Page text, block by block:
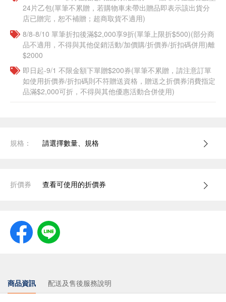
24片乙包(單筆不累贈，若購物車未帶出贈品即表示該出貨分
店已贈完，恕不補贈；超商取貨不適用)
8/8-8/10 單筆折扣後滿$2,000享9折(單筆上限折$500)(部分商
品不適用，不得與其他促銷活動/加價購/折價券/折扣碼併用)離
$2000
即日起-9/1 不限金額下單贈$200券(單筆不累贈，請注意訂單
如使用折價券/折扣碼則不符贈送資格，贈送之折價券消費指定
品滿$2,000可折，不得與其他優惠活動合併使用)
規格： 請選擇數量、規格
折價券 查看可使用的折價券
商品資訊 配送及售後服務說明